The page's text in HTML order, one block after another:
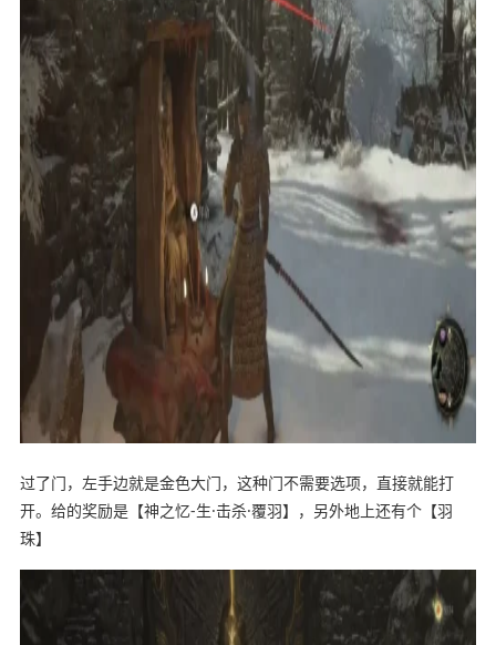
过了门，左手边就是金色大门，这种门不需要选项，直接就能打
开。给的奖励是【神之忆-生·击杀·覆羽】，另外地上还有个【羽
珠】